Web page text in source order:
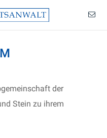
der
Stein zu ihrem